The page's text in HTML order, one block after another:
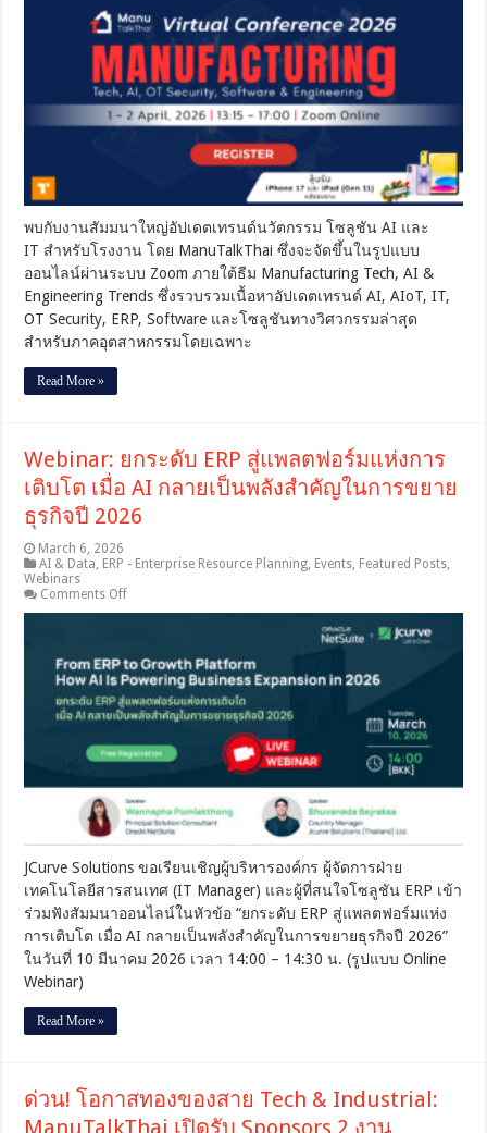
งาน
สัมมนา
ManuTalkThai
Virtual
Conference
2026:
Manufacturing
Tech,
|
–
2
เม.ย.
@
Zoom
Webinar
พบกับงานสัมมนาใหญ่อัปเดตเทรนด์นวัตกรรม โซลูชัน AI และ
IT สำหรับโรงงาน โดย ManuTalkThai ซึ่งจะจัดขึ้นในรูปแบบ
ออนไลน์ผ่านระบบ Zoom ภายใต้ธีม Manufacturing Tech, AI &
Engineering Trends ซึ่งรวบรวมเนื้อหาอัปเดตเทรนด์ AI, AIoT, IT,
OT Security, ERP, Software และโซลูชันทางวิศวกรรมล่าสุด
สำหรับภาคอุตสาหกรรมโดยเฉพาะ
Read More »
Webinar: ยกระดับ ERP สู่แพลตฟอร์มแห่งการ
เติบโต เมื่อ AI กลายเป็นพลังสำคัญในการขยาย
ธุรกิจปี 2026
March 6, 2026
AI & Data ERP - Enterprise Resource Planning Events Featured Posts
Webinars
Comments Offon
ERP
สู่
แพลตฟอร์ม
แห่ง
การ
เติบโต
เมื่อ
AI
กลาย
เป็น
พลัง
สำคัญ
ขยาย
ธุรกิจ
JCurve Solutions ขอเรียนเชิญผู้บริหารองค์กร ผู้จัดการฝ่าย
เทคโนโลยีสารสนเทศ (IT Manager) และผู้ที่สนใจโซลูชัน ERP เข้า
ร่วมฟังสัมมนาออนไลน์ในหัวข้อ “ยกระดับ ERP สู่แพลตฟอร์มแห่ง
การเติบโต เมื่อ AI กลายเป็นพลังสำคัญในการขยายธุรกิจปี 2026”
ในวันที่ 10 มีนาคม 2026 เวลา 14:00 – 14:30 น. (รูปแบบ Online
Webinar)
Read More »
ด่วน! โอกาสทองของสาย Tech & Industrial: